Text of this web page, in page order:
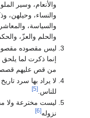
والأنعام، وسير
والنساء، وحيلهن،
والسياسة،
والحلم والعزّ،
ليس مقصوده
إنما ذكرت لما
من قص عليهم
لا يراد بها سرد
للناس. [5]
ليست مخترعة ولا
نزوله[6]